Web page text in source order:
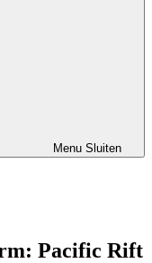
Menu Sluiten
Pacific Rift